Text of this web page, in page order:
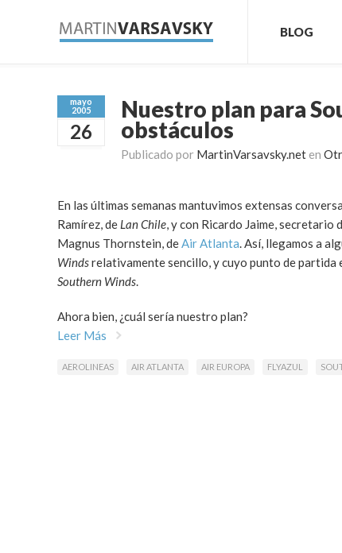
BLOG
mayo
2005
26
Nuestro plan para
obstáculos
Publicado por MartinVarsavsky.net en
En las últimas semanas mantuvimos extensas
Ramírez, de Lan Chile, y con Ricardo Jaime, secretario
Magnus Thornstein, deAir Atlanta. Así, llegamos a
Windsrelativamente sencillo, y cuyo punto de partida
Southern Winds.
Ahora bien, ¿cuál sería nuestro plan?
Leer Más
AEROLINEAS AIR ATLANTA AIR EUROPA FLYAZUL